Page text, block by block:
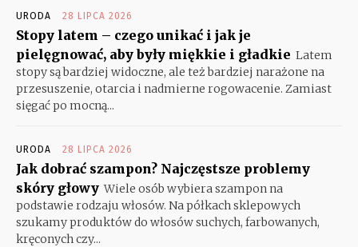
URODA 28 LIPCA 2026
Stopy latem – czego unikać i jak je
pielęgnować, aby były miękkie i gładkie Latem
stopy są bardziej widoczne, ale też bardziej narażone na
przesuszenie, otarcia i nadmierne rogowacenie. Zamiast
sięgać po mocną...
URODA 28 LIPCA 2026
Jak dobrać szampon? Najczęstsze problemy
skóry głowy Wiele osób wybiera szampon na
podstawie rodzaju włosów. Na półkach sklepowych
szukamy produktów do włosów suchych, farbowanych,
kręconych czy...